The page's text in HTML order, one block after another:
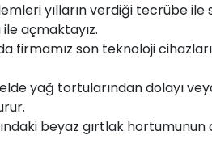
yılların verdiği tecrübe ile
ile açmaktayız.
firmamız son teknoloji
yağ tortularından dolayı
beyaz gırtlak hortumunun